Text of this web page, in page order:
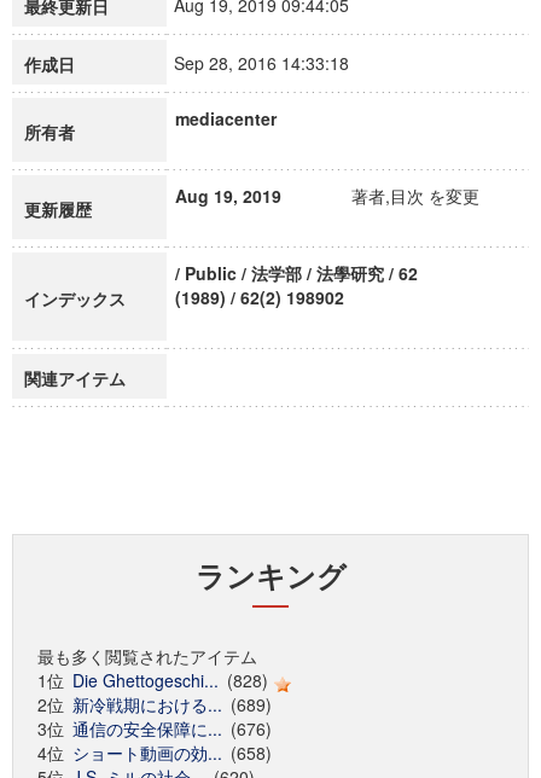
最終更新日 Aug 19, 2019 09:44:05
作成日 Sep 28, 2016 14:33:18
所有者
mediacenter
更新履歴
Aug 19, 2019 著者,目次 を変更
インデックス
/ Public / 法学部 / 法學研究 / 62
(1989) / 62(2) 198902
関連アイテム
ランキング
最も多く閲覧されたアイテム
1位 Die Ghettogeschi... (828)
2位 新冷戦期における... (689)
3位 通信の安全保障に... (676)
4位 ショート動画の効... (658)